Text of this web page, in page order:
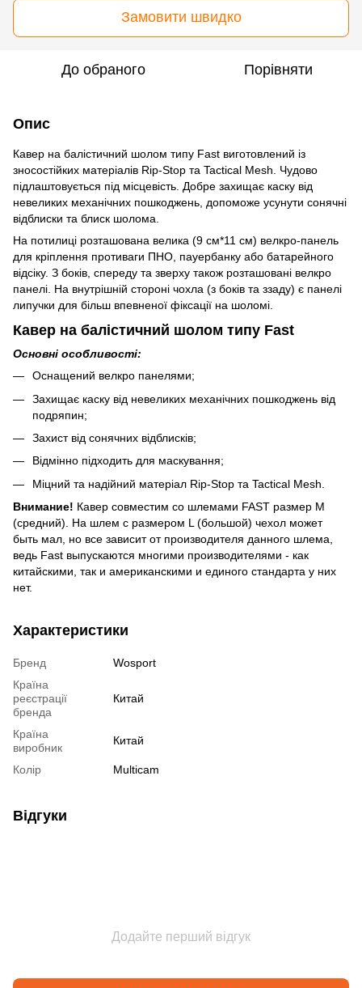
Замовити швидко
До обраного Порівняти
Опис
Кавер на балістичний шолом типу Fast виготовлений із
зносостійких матеріалів Rip-Stop та Tactical Mesh. Чудово
підлаштовується під місцевість. Добре захищає каску від
невеликих механічних пошкоджень, допоможе усунути сонячні
відблиски та блиск шолома.
На потилиці розташована велика (9 см*11 см) велкро-панель
для кріплення противаги ПНО, пауербанку або батарейного
відсіку. З боків, спереду та зверху також розташовані велкро
панелі. На внутрішній стороні чохла (з боків та ззаду) є панелі
липучки для більш впевненої фіксації на шоломі.
Кавер на балістичний шолом типу Fast
Основні особливості:
Оснащений велкро панелями;
Захищає каску від невеликих механічних пошкоджень від
подряпин;
Захист від сонячних відблисків;
Відмінно підходить для маскування;
Міцний та надійний матеріал Rip-Stop та Tactical Mesh.
Внимание! Кавер совместим со шлемами FAST размер M
(средний). На шлем с размером L (большой) чехол может
быть мал, но все зависит от производителя данного шлема,
ведь Fast выпускаются многими производителями - как
китайскими, так и американскими и единого стандарта у них
нет.
Характеристики
Бренд
Wosport
Країна
реєстрації
бренда
Китай
Країна
виробник
Китай
Колір Multicam
Відгуки
Додайте перший відгук